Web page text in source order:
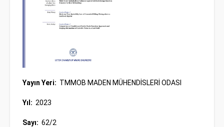
Yayın Yeri: TMMOB MADEN MÜHENDİSLERİ ODASI
Yıl: 2023
Sayı: 62/2